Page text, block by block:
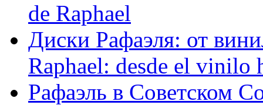
de Raphael
Диски Рафаэля: от
Raphael: desde el vinilo
Рафаэль в Советском